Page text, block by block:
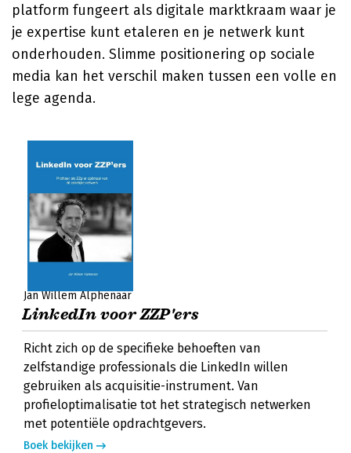
platform fungeert als digitale marktkraam waar je
je expertise kunt etaleren en je netwerk kunt
onderhouden. Slimme positionering op sociale
media kan het verschil maken tussen een volle en
lege agenda.
Jan Willem Alphenaar
LinkedIn voor ZZP'ers
Richt zich op de specifieke behoeften van
zelfstandige professionals die LinkedIn willen
gebruiken als acquisitie-instrument. Van
profieloptimalisatie tot het strategisch netwerken
met potentiële opdrachtgevers.
Boek bekijken